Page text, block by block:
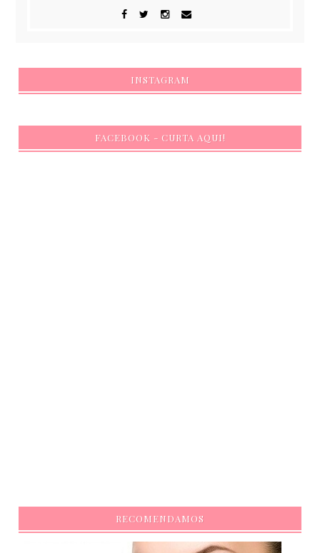
INSTAGRAM
FACEBOOK - CURTA AQUI!
RECOMENDAMOS